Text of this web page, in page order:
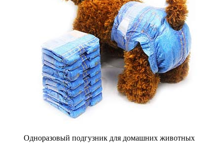
Одноразовый подгузник для домашних животных